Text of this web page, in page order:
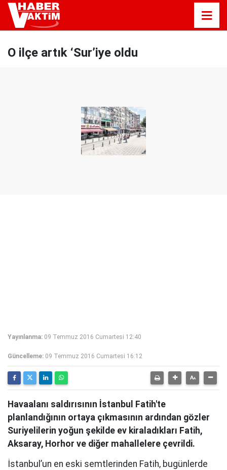
O ilçe artık ‘Sur’iye oldu
Yayınlanma: 09 Temmuz 2016 Cumartesi 12:40
Güncelleme: 09 Temmuz 2016 Cumartesi 16:12
Havaalanı saldırısının İstanbul Fatih'te
planlandığının ortaya çıkmasının ardından gözler
Suriyelilerin yoğun şekilde ev kiraladıkları Fatih,
Aksaray, Horhor ve diğer mahallelere çevrildi.
İstanbul’un en eski semtlerinden Fatih, bugünlerde